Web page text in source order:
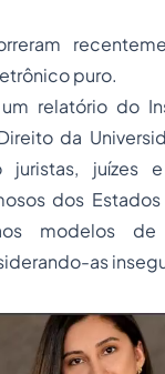
puro.
relatório do
da
juristas, juízes
dos
modelos de
as